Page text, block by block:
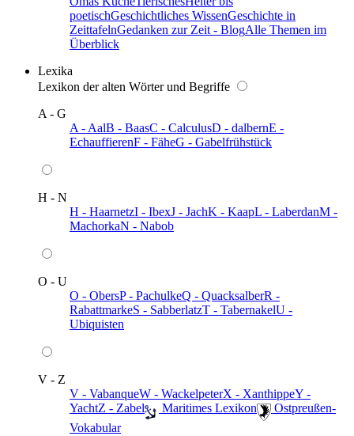
poetischGeschichtliches WissenGeschichte in
ZeittafelnGedanken zur Zeit - BlogAlle Themen im
Überblick
Lexika
Lexikon der alten Wörter und Begriffe
A - G
A - AalB - BaasC - CalculusD - dalbernE -
EchauffierenF - FäheG - Gabelfrühstück
H - N
H - HaarnetzI - IbexJ - JachK - KaapL - LaberdanM -
MachorkaN - Nabob
O - U
O - ObersP - PachulkeQ - QuacksalberR -
RabattmarkeS - SabberlatzT - TabernakelU -
Ubiquisten
V - Z
V - VabanqueW - WackelpeterX - XanthippeY -
YachtZ - Zabel ️ Maritimes Lexikon
️ Ostpreußen-
Vokabular